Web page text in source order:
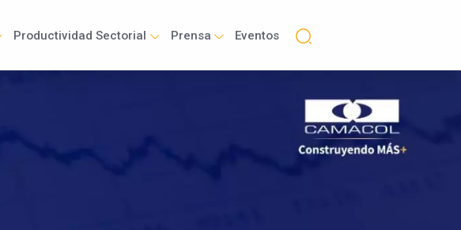
Productividad Sectorial Prensa Eventos